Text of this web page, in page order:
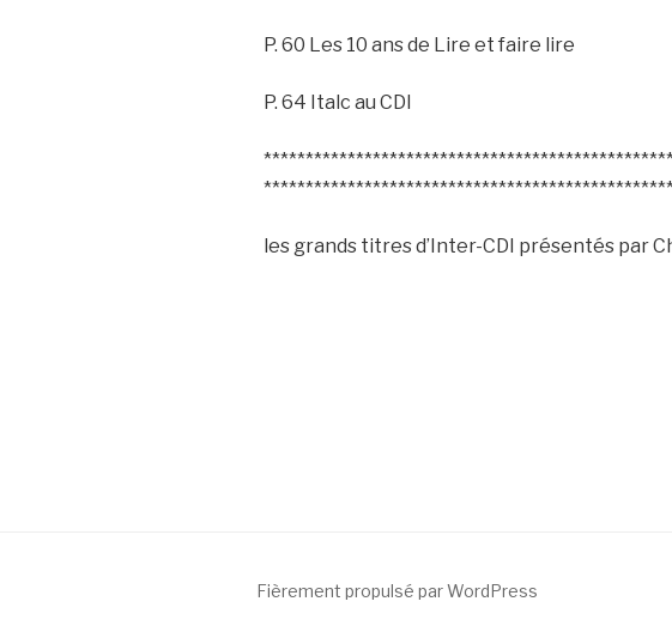
P. 60 Les 10 ans de Lire et faire lire
P. 64 Italc au CDI
les grands titres d’Inter-CDI présentés par
Fièrement propulsé par WordPress